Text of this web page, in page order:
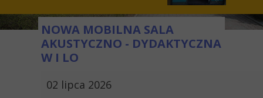
02 lipca 2026
NOWA MOBILNA SALA
AKUSTYCZNO - DYDAKTYCZNA
W I LO